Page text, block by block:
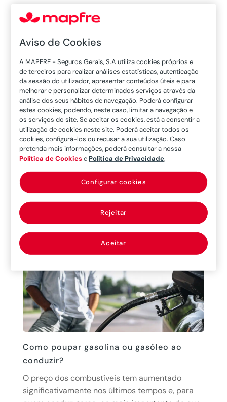
Ler mais
Quais são os níveis de autonomia dos
automóveis autónomos?
09/03/22
Provavelmente, no que respeita a automóveis
autónomos, já ouviu falar dos níveis 1-2 ou outro,
sem saber em concreto o que isto significa.
Venha saber quais são os níveis de autonomia
A compra do carro envolve sempre...
Como poupar gasolina ou gasóleo ao
conduzir?
O preço dos combustíveis tem aumentado
significativamente nos últimos tempos e, para
Aviso de Cookies
A MAPFRE - Seguros Gerais, S.A utiliza cookies próprios e
de terceiros para realizar análises estatísticas, autenticação
da sessão do utilizador, apresentar conteúdos úteis e para
melhorar e personalizar determinados serviços através da
análise dos seus hábitos de navegação. Poderá configurar
estes cookies, podendo, neste caso, limitar a navegação e
os serviços do site. Se aceitar os cookies, está a consentir a
utilização de cookies neste site. Poderá aceitar todos os
cookies, configurá-los ou recusar a sua utilização. Caso
pretenda mais informações, poderá consultar a nossa
Política de CookiesePolítica de Privacidade.
Rejeitar
Aceitar
Configurar cookies